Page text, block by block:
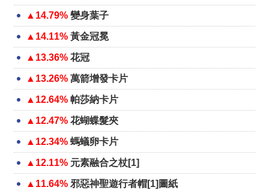
▲14.79% 變身葉子
▲14.11% 黃金冠冕
▲13.36% 花冠
▲13.26% 萬箭增發卡片
▲12.64% 帕莎納卡片
▲12.47% 花蝴蝶髮夾
▲12.34% 螞蟻卵卡片
▲12.11% 元素融合之杖[1]
▲11.64% 邪惡神聖遊行者帽[1]圖紙